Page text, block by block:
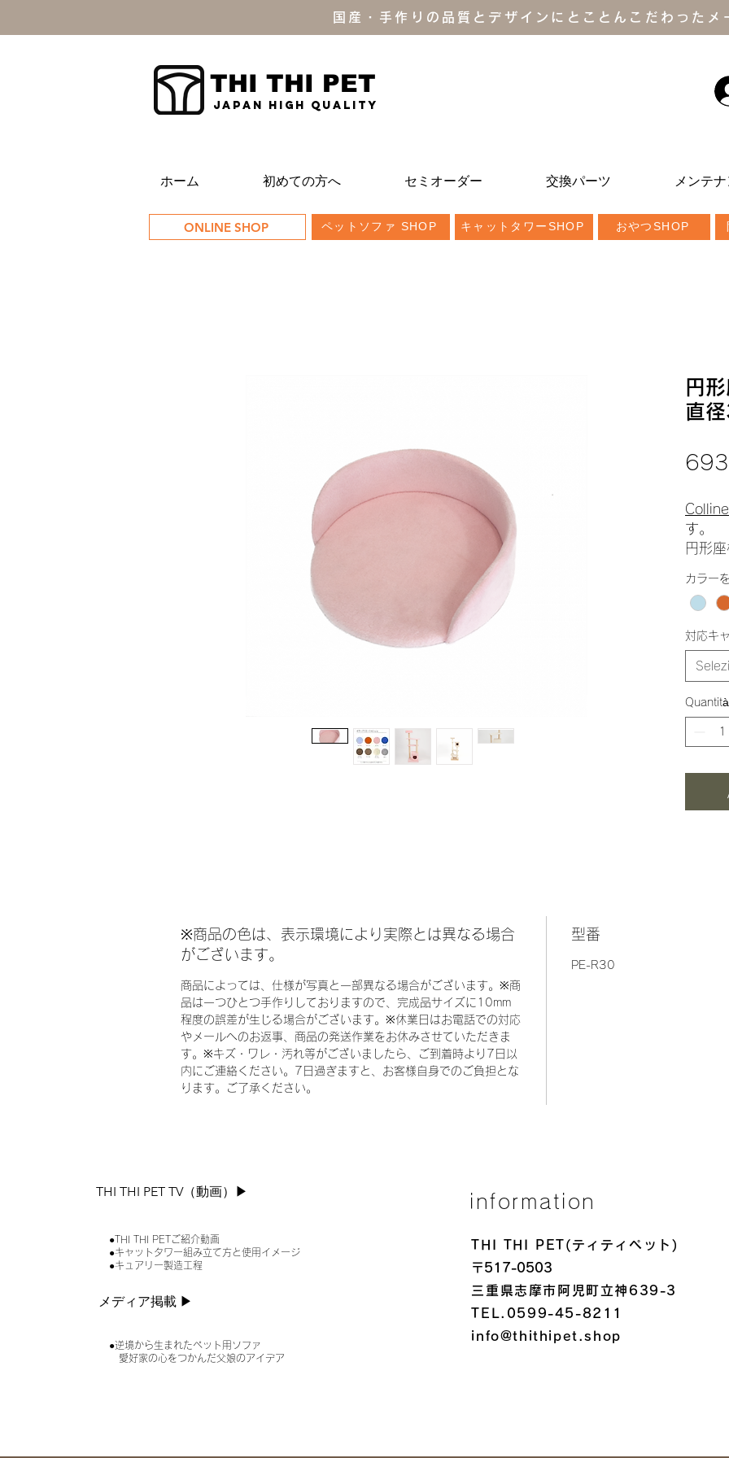
国産・手作りの品質とデザインにとことんこだわったメ
THI THI PET
JAPAN high quality
ホーム 初めての方へ セミオーダー 交換パーツ メンテ
ONLINE SHOP ペットソファ SHOP キャットタワーSHOP おやつSHOP
円
直
Colline
す。
円形
カラー
対応キ
Quantità
※商品の色は、表示環境により実際とは異なる場合
がございます。
商品によっては、仕様が写真と一部異なる場合がございます。※商
品は一つひとつ手作りしておりますので、完成品サイズに10mm
程度の誤差が生じる場合がございます。※休業日はお電話での対応
やメールへのお返事、商品の発送作業をお休みさせていただきま
す。※キズ・ワレ・汚れ等がございましたら、ご到着時より7日以
内にご連絡ください。7日過ぎますと、お客様自身でのご負担とな
ります。ご了承ください。
型番
PE-R30
THI THI PET TV（動画）▶︎
●THI THI PETご紹介動画
●キャットタワー組み立て方と使用イメージ
●キュアリー製造工程
メディア掲載 ▶︎
●逆境から生まれたペット用ソファ
愛好家の心をつかんだ父娘のアイデア
information
THI THI PET(ティティペット)
〒517-0503
三重県志摩市阿児町立神639-3
TEL.0599-45-8211
info@thithipet.shop